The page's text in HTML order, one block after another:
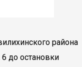
района
до остановки